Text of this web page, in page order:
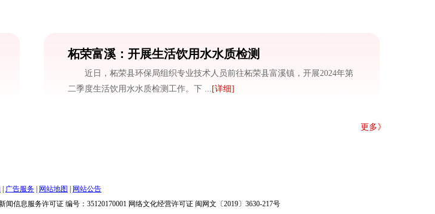
柘荣富溪：开展生活饮用水水质检测
近日，柘荣县环保局组织专业技术人员前往柘荣县富溪镇，开展2024年第
二季度生活饮用水水质检测工作。下 ... [详细]
更多》